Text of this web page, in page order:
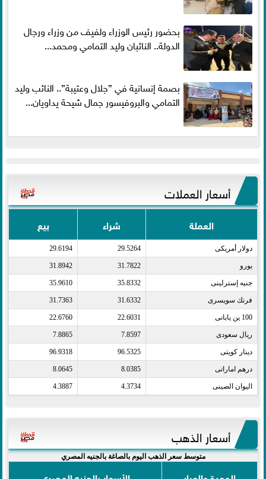
بحضور رئيس الوزراء ولفيف من وزراء ورجال
الدولة.. النائبان وليد التمامي ومحمد...
بصمة إنسانية في ”جلال وعتيبة”.. النائب وليد
التمامي والبروفيسور جمال شيحة يداويان...
أسعار العملات
العملة شراء بيع
دولار أمريكى​ 29.5264
29.6194
يورو​ 31.7822
31.8942
جنيه إسترلينى​ 35.8332
35.9610
فرنك سويسرى​ 31.6332
31.7363
100 ين يابانى​ 22.6031
22.6760
ريال سعودى​ 7.8597
7.8865
دينار كويتى​ 96.5325
96.9318
درهم اماراتى​ 8.0385
8.0645
اليوان الصينى​ 4.3734
4.3887
أسعار الذهب
متوسط سعر الذهب اليوم بالصاغة بالجنيه المصري